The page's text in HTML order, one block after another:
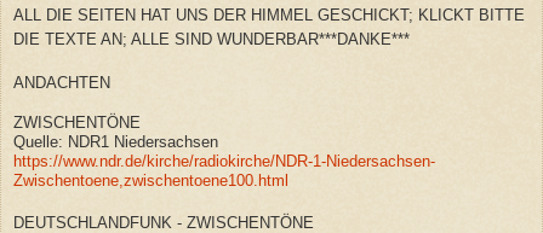
ALL DIE SEITEN HAT UNS DER HIMMEL GESCHICKT; KLICKT BITTE
DIE TEXTE AN; ALLE SIND WUNDERBAR***DANKE***
ANDACHTEN
ZWISCHENTÖNE
Quelle: NDR1 Niedersachsen
https://www.ndr.de/kirche/radiokirche/NDR-1-Niedersachsen-
Zwischentoene,zwischentoene100.html
DEUTSCHLANDFUNK - ZWISCHENTÖNE